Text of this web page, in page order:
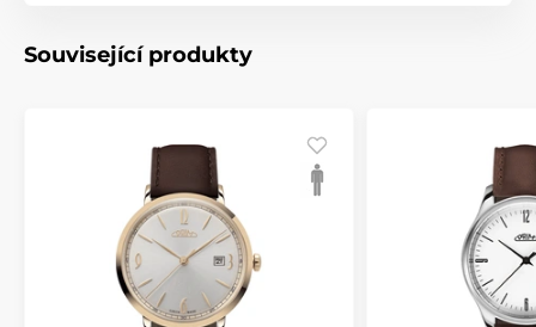
Související produkty